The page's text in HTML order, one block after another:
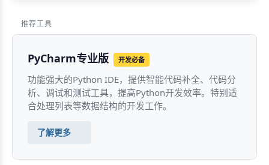
推荐工具
PyCharm专业版 开发必备
功能强大的Python IDE，提供智能代码补全、代码分
析、调试和测试工具，提高Python开发效率。特别适
合处理列表等数据结构的开发工作。
了解更多